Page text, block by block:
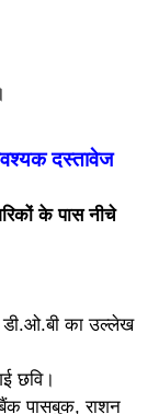
दस्तावेज
के पास नीचे
डी.ओ.बी का उल्लेख
छवि।
पासबुक, राशन